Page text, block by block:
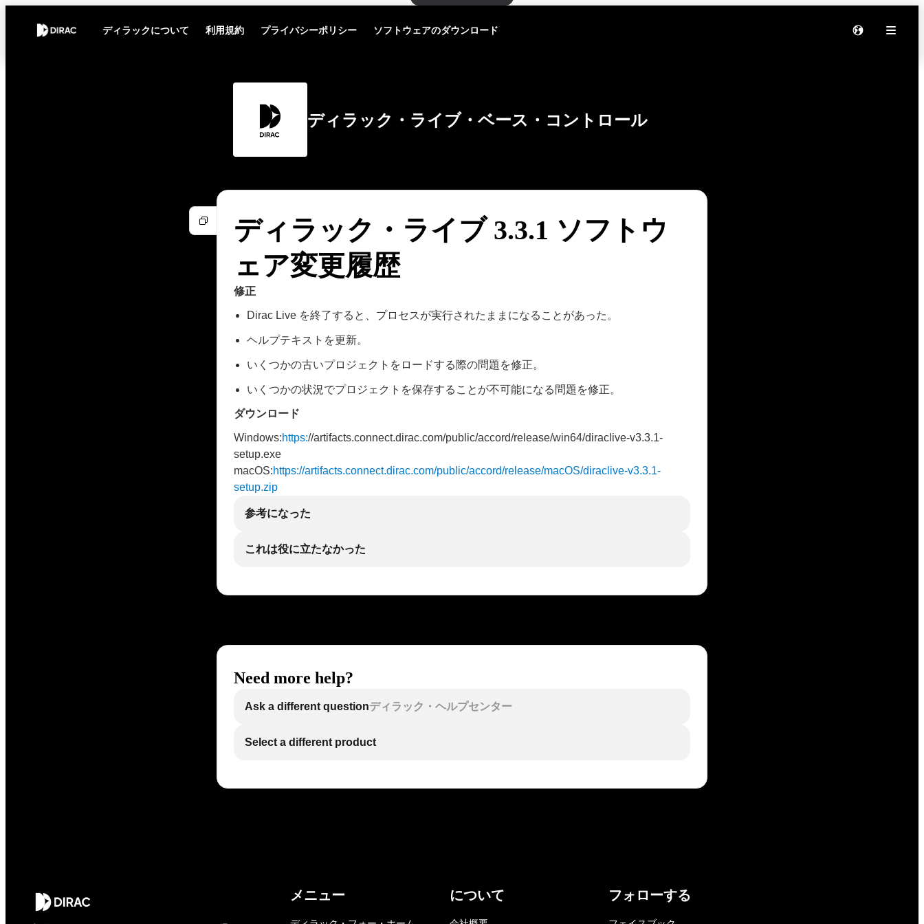
ディラックについて 利用規約 プライバシーポリシー ソフトウェアのダウンロード
ディラック・ライブ・ベース・コントロール
ディラック・ライブ 3.3.1 ソフトウ
ェア変更履歴
修正
Dirac Live を終了すると、プロセスが実行されたままになることがあった。
ヘルプテキストを更新。
いくつかの古いプロジェクトをロードする際の問題を修正。
いくつかの状況でプロジェクトを保存することが不可能になる問題を修正。
ダウンロード
Windows:https://artifacts.connect.dirac.com/public/accord/release/win64/diraclive-v3.3.1-
setup.exe
macOS:https://artifacts.connect.dirac.com/public/accord/release/macOS/diraclive-v3.3.1-
setup.zip
参考になった
これは役に立たなかった
Need more help?
Ask a different questionディラック・ヘルプセンター
Select a different product
メニュー について フォローする